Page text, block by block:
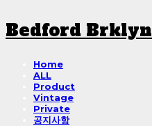
Bedford Brklyn
Home
ALL
Product
Vintage
Private
공지사항